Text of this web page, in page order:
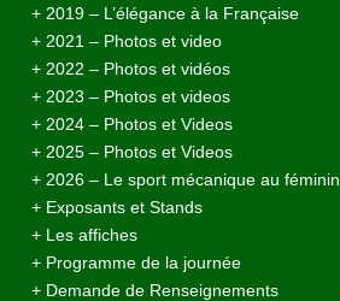
+ 2019 – L’élégance à la Française
+ 2021 – Photos et video
+ 2022 – Photos et vidéos
+ 2023 – Photos et videos
+ 2024 – Photos et Videos
+ 2025 – Photos et Videos
+ 2026 – Le sport mécanique au féminin
+ Exposants et Stands
+ Les affiches
+ Programme de la journée
+ Demande de Renseignements